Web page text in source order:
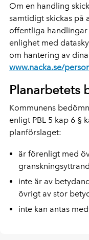
Om en handling
samtidigt skickas på
offentliga
enlighet med
om hantering av
www.nacka.se/
Planarbetets
Kommunens
enligt PBL 5 kap 6 §
planförslaget:
är förenligt med
inte är av
övrigt av stor
inte kan antas